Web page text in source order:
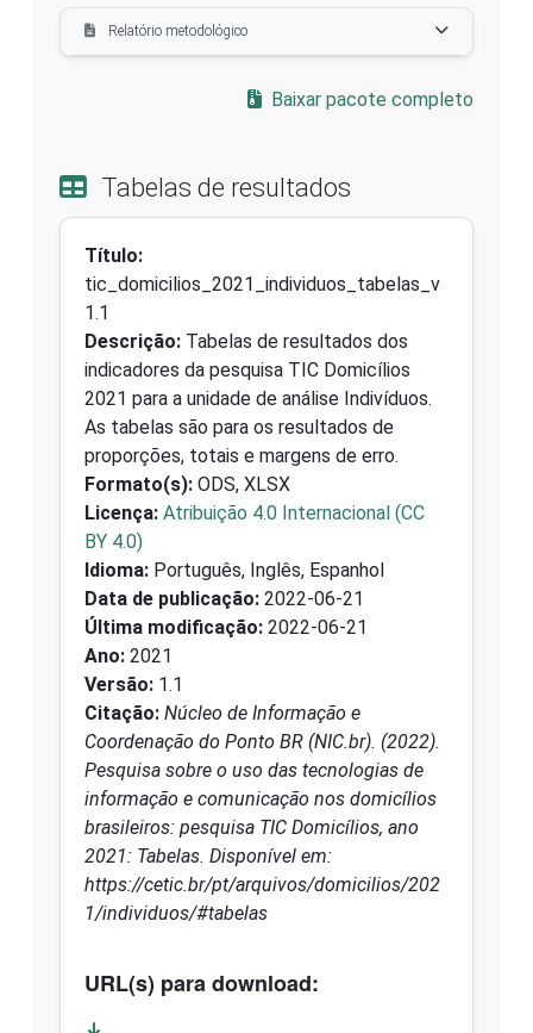
Relatório metodológico
Baixar pacote completo
Tabelas de resultados
Título:
tic_domicilios_2021_individuos_tabelas_v
1.1
Descrição: Tabelas de resultados dos
indicadores da pesquisa TIC Domicílios
2021 para a unidade de análise Indivíduos.
As tabelas são para os resultados de
proporções, totais e margens de erro.
Formato(s): ODS, XLSX
Licença: Atribuição 4.0 Internacional (CC
BY 4.0)
Idioma: Português, Inglês, Espanhol
Data de publicação: 2022-06-21
Última modificação: 2022-06-21
Ano: 2021
Versão: 1.1
Citação: Núcleo de Informação e
Coordenação do Ponto BR (NIC.br). (2022).
Pesquisa sobre o uso das tecnologias de
informação e comunicação nos domicílios
brasileiros: pesquisa TIC Domicílios, ano
2021: Tabelas. Disponível em:
https://cetic.br/pt/arquivos/domicilios/202
1/individuos/#tabelas
URL(s) para download: